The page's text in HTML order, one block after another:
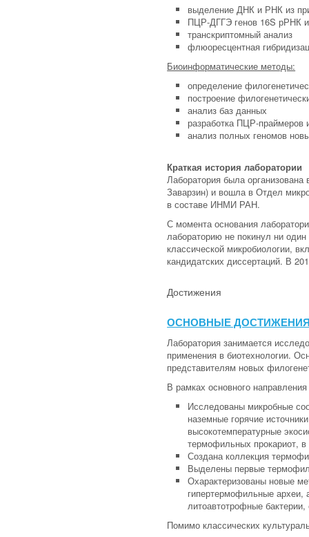
выделение ДНК и РНК из
ПЦР-ДГГЭ генов 16S рРНК
транскриптомный анализ
флюоресцентная
Биоинформатические методы:
определение
построение
анализ баз данных
разработка ПЦР-праймеров
анализ полных геномов
Краткая история лаборатории
Лаборатория была
Заварзин) и вошла в Отдел
в составе ИНМИ РАН.
С момента основания
лабораторию не покинул ни
классической микробиологии,
кандидатских диссертаций. В
Достижения
ОСНОВНЫЕ
Лаборатория занимается
применения в биотехнологии.
представителям новых
В рамках основного
Исследованы микробные
наземные горячие
высокотемпературные
термофильных прокариот,
Создана коллекция
Выделены первые
Охарактеризованы новые
гипертермофильные
литоавтотрофные
Помимо классических